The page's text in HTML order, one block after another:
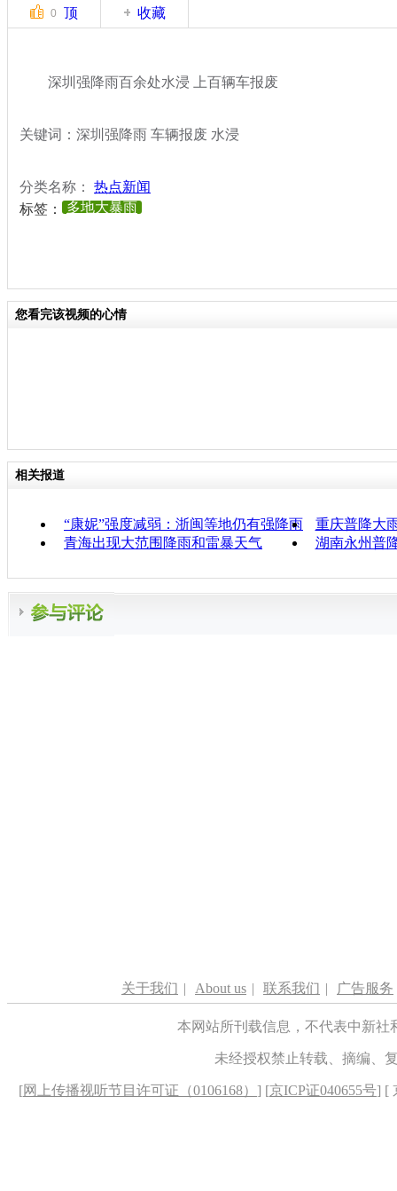
0 顶 收藏
深圳强降雨百余处水浸 上百辆车报废
关键词：深圳强降雨 车辆报废 水浸
分类名称： 热点新闻
标签：
多地大暴雨
您看完该视频的心情
相关报道
“康妮”强度减弱：浙闽等地仍有强降雨
重庆普降大
青海出现大范围降雨和雷暴天气
湖南永州普
关于我们 | About us | 联系我们 | 广告服务
本网站所刊载信息，不代表中新
未经授权禁止转载、摘编、
[网上传播视听节目许可证（0106168） ] [京ICP证040655号] [